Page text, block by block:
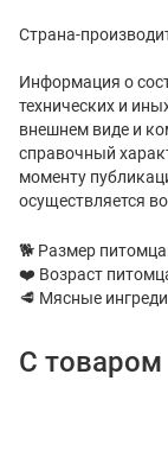
Страна-
Информация о
технических и
внешнем виде и
справочный
моменту
осуществляется
🐕 Размер
❤️ Возраст
🥩 Мясные
С товаром